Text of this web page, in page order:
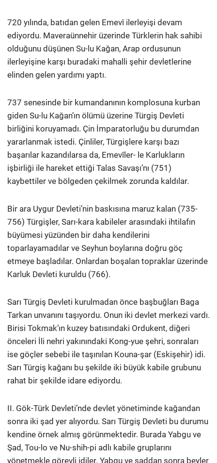
720 yılında, batıdan gelen Emevî ilerleyişi devam
ediyordu. Maveraünnehir üzerinde Türklerin hak sahibi
olduğunu düşünen Su-lu Kağan, Arap ordusunun
ilerleyişine karşı buradaki mahalli şehir devletlerine
elinden gelen yardımı yaptı.
737 senesinde bir kumandanının komplosuna kurban
giden Su-lu Kağan’ın ölümü üzerine Türgiş Devleti
birliğini koruyamadı. Çin İmparatorluğu bu durumdan
yararlanmak istedi. Çinliler, Türgişlere karşı bazı
başarılar kazandılarsa da, Emevîler- le Karlukların
işbirliği ile hareket ettiği Talas Savaşı’nı (751)
kaybettiler ve bölgeden çekilmek zorunda kaldılar.
Bir ara Uygur Devleti’nin baskısına maruz kalan (735-
756) Türgişler, Sarı-kara kabileler arasındaki ihtilafın
büyümesi yüzünden bir daha kendilerini
toparlayamadılar ve Seyhun boylarına doğru göç
etmeye başladılar. Onlardan boşalan topraklar üzerinde
Karluk Devleti kuruldu (766).
Sarı Türgiş Devleti kurulmadan önce başbuğları Baga
Tarkan unvanını taşıyordu. Onun iki devlet merkezi vardı.
Birisi Tokmak’ın kuzey batısındaki Ordukent, diğeri
önceleri İli nehri yakınındaki Kong-yue şehri, sonraları
ise göçler sebebi ile taşınılan Kouna-şar (Eskişehir) idi.
Sarı Türgiş kağanı bu şekilde iki büyük kabile grubunu
rahat bir şekilde idare ediyordu.
II. Gök-Türk Devleti’nde devlet yönetiminde kağandan
sonra iki şad yer alıyordu. Sarı Türgiş Devleti bu durumu
kendine örnek almış görünmektedir. Burada Yabgu ve
Şad, Tou-lo ve Nu-shih-pi adlı kabile gruplarını
yönetmekle görevli idiler. Yabgu ve şaddan sonra beyler